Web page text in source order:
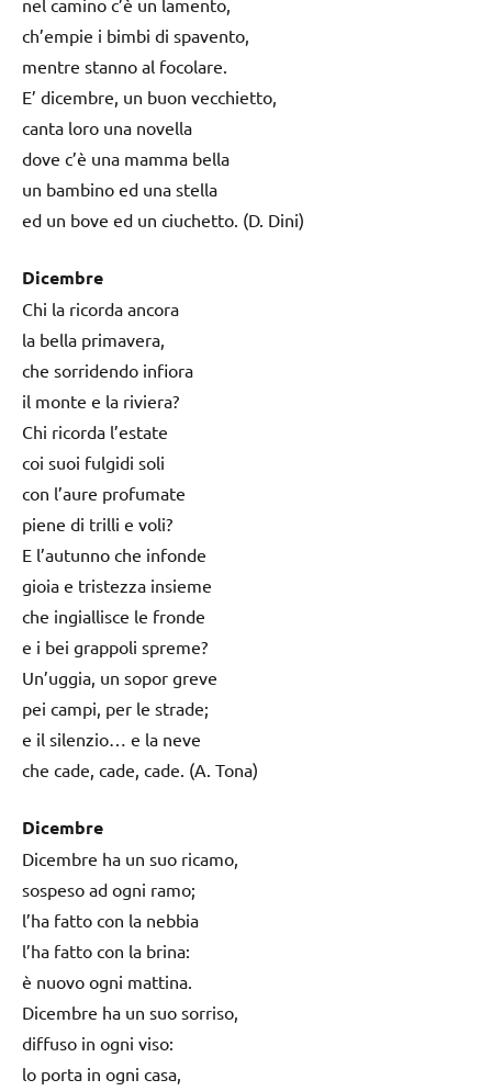
ch’empie i bimbi di spavento,
mentre stanno al focolare.
E’ dicembre, un buon vecchietto,
canta loro una novella
dove c’è una mamma bella
un bambino ed una stella
ed un bove ed un ciuchetto. (D. Dini)
Dicembre
Chi la ricorda ancora
la bella primavera,
che sorridendo infiora
il monte e la riviera?
Chi ricorda l’estate
coi suoi fulgidi soli
con l’aure profumate
piene di trilli e voli?
E l’autunno che infonde
gioia e tristezza insieme
che ingiallisce le fronde
e i bei grappoli spreme?
Un’uggia, un sopor greve
pei campi, per le strade;
e il silenzio… e la neve
che cade, cade, cade. (A. Tona)
Dicembre
Dicembre ha un suo ricamo,
sospeso ad ogni ramo;
l’ha fatto con la nebbia
l’ha fatto con la brina:
è nuovo ogni mattina.
Dicembre ha un suo sorriso,
diffuso in ogni viso:
lo porta in ogni casa,